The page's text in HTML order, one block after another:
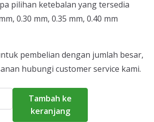
pilihan ketebalan yang tersedia
0.30 mm, 0.35 mm, 0.40 mm
pembelian dengan jumlah besar,
hubungi customer service kami.
Tambah ke
keranjang